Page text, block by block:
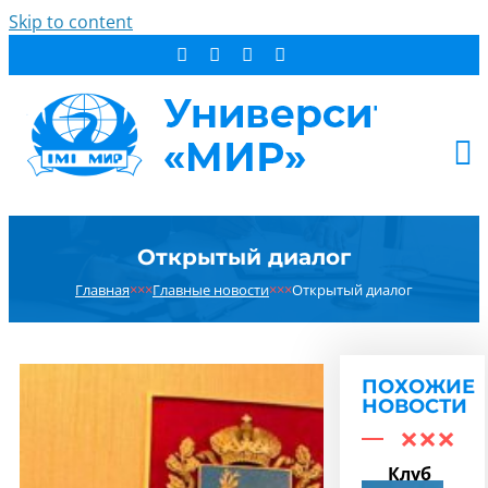
Skip to content
ДОПОБРАЗОВАНИЕ
НОВОСТИ
РЕЗУЛЬТАТ ПОИСКА:
Открытый диалог
Главная×××Главные новости×××Открытый диалог
ПОХОЖИЕ
НОВОСТИ
Клуб